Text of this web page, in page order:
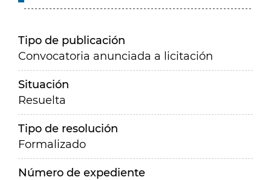
Tipo de publicación
Convocatoria anunciada a licitación
Situación
Resuelta
Tipo de resolución
Formalizado
Número de expediente